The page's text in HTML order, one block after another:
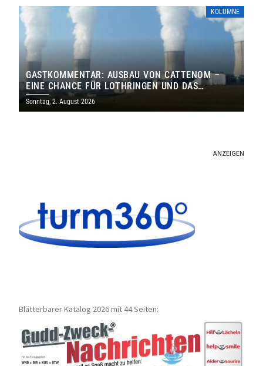
KOLUMNE
GASTKOMMENTAR: AUSBAU VON CATTENOM –
EINE CHANCE FÜR LOTHRINGEN UND DAS
SAARLAND
Sonntag, 2. August 2026
ANZEIGEN
Blätterbarer Katalog 2026 mit 44 Seiten: